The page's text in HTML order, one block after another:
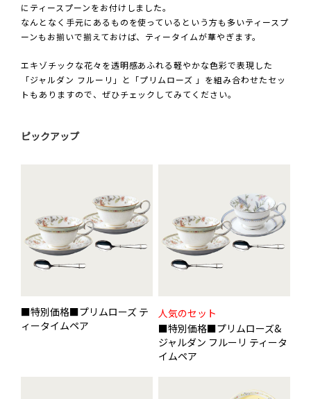
にティースプーンをお付けしました。
なんとなく手元にあるものを使っているという方も多いティースプ
ーンもお揃いで揃えておけば、ティータイムが華やぎます。
エキゾチックな花々を透明感あふれる軽やかな色彩で表現した
「ジャルダン フルーリ」と「プリムローズ 」を組み合わせたセッ
トもありますので、ぜひチェックしてみてください。
ピックアップ
■特別価格■プリムローズ テ
ィータイムペア
人気のセット
■特別価格■プリムローズ&
ジャルダン フルーリ ティータ
イムペア